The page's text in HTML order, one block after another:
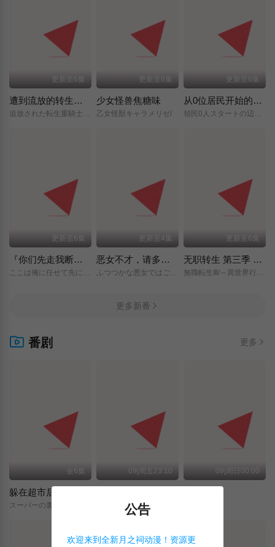
更新至6集
遭到流放的转生重骑士凭借游戏知识大开无双
追放された転生重騎士はゲーム知識で無双する/
更新至6集
少女怪兽焦糖味
乙女怪獣キャラメリゼ/
更新至6集
从0位居民开始的边境领主大人
領民0人スタートの辺境領主様/
更新至6集
『你们先走我断后』，于是10年后我成为了传说
ここは俺に任せて先に行けと言ってから10年がたったら伝説になっていた。/
更新至4集
恶女不才，请多关照 ～雏宫蝶鼠换身传～
ふつつかな悪女ではございますが/～雛宮蝶鼠とりかえ伝～/
更新至6集
无职转生 第三季 ～到了异世界就拿出真本事～
無職転生Ⅲ/～異世界行ったら本気だす～/
更多新番
番剧 更多
全6集 09|周五23:10 09|周日00:00
公告
欢迎来到全新月之祠动漫！资源更